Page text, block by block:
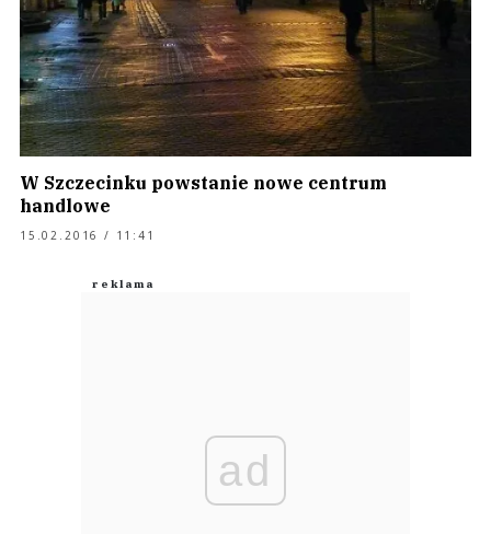
W Szczecinku powstanie nowe centrum
handlowe
15.02.2016 / 11:41
ad